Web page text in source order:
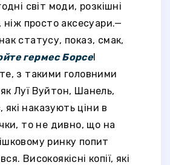
світ моди, розкішні
ніж просто аксесуари.—
статусу, показ, смак,
гермес БорсеІ
з такими головними
Луї Вуйтон, Шанель,
які наказують ціни в
то не дивно, що на
ринку попит
Високоякісні копії, які